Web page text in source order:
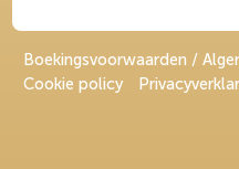
Boekingsvoorwaarden /
Cookie policy